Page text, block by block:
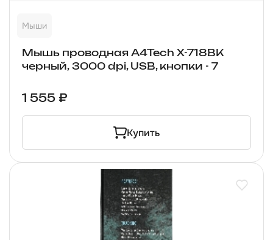
Мыши
Мышь проводная A4Tech X-718BK
черный, 3000 dpi, USB, кнопки - 7
1 555 ₽
Купить